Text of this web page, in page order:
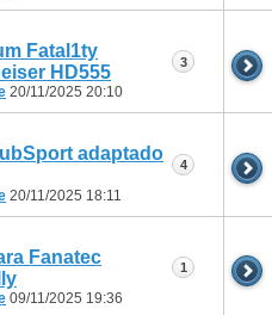
Fatal1ty
HD555
20/11/2025 20:10
3
adaptado
20/11/2025 18:11
4
Fanatec
09/11/2025 19:36
1